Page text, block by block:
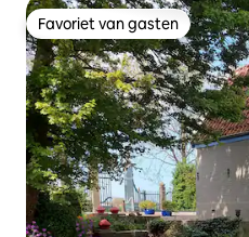
Favoriet van gasten
Favoriet van gasten